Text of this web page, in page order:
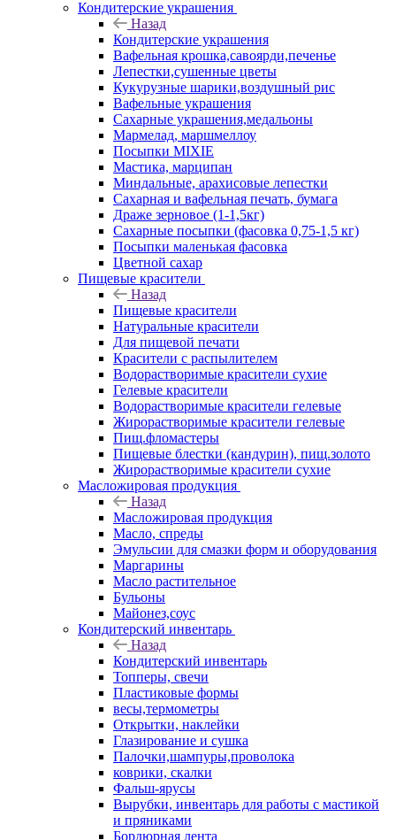
Кондитерские украшения
Назад
Кондитерские украшения
Вафельная крошка,савоярди,печенье
Лепестки,сушенные цветы
Кукурузные шарики,воздушный рис
Вафельные украшения
Сахарные украшения,медальоны
Мармелад, маршмеллоу
Посыпки MIXIE
Мастика, марципан
Миндальные, арахисовые лепестки
Сахарная и вафельная печать, бумага
Драже зерновое (1-1,5кг)
Сахарные посыпки (фасовка 0,75-1,5 кг)
Посыпки маленькая фасовка
Цветной сахар
Пищевые красители
Назад
Пищевые красители
Натуральные красители
Для пищевой печати
Красители с распылителем
Водорастворимые красители сухие
Гелевые красители
Водорастворимые красители гелевые
Жирорастворимые красители гелевые
Пищ.фломастеры
Пищевые блестки (кандурин), пищ.золото
Жирорастворимые красители сухие
Масложировая продукция
Назад
Масложировая продукция
Масло, спреды
Эмульсии для смазки форм и оборудования
Маргарины
Масло растительное
Бульоны
Майонез,соус
Кондитерский инвентарь
Назад
Кондитерский инвентарь
Топперы, свечи
Пластиковые формы
весы,термометры
Открытки, наклейки
Глазирование и сушка
Палочки,шампуры,проволока
коврики, скалки
Фальш-ярусы
Вырубки, инвентарь для работы с мастикой
и пряниками
Бордюрная лента